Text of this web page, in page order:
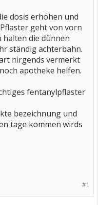
dosis erhöhen und
geht von vorn
halten die dünnen
ständig achterbahn.
nirgends vermerkt
apotheke helfen.
fentanylpflaster
bezeichnung und
tage kommen wirds
#1